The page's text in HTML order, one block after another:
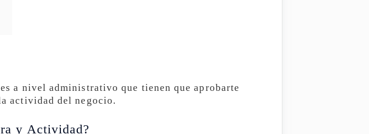
a nivel administrativo que tienen que aprobarte
actividad del negocio.
y Actividad?